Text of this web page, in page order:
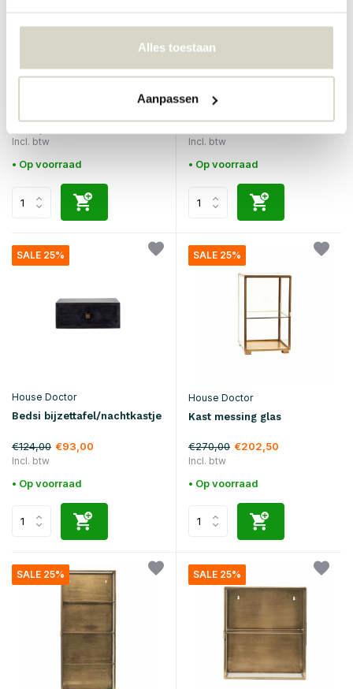
Alles toestaan
Aanpassen
Incl. btw
• Op voorraad
House Doctor
naturel
Incl. btw
• Op voorraad
SALE 25%
House Doctor
Bedsi bijzettafel/nachtkastje
€124,00 €93,00
Incl. btw
• Op voorraad
SALE 25%
House Doctor
Kast messing glas
€270,00 €202,50
Incl. btw
• Op voorraad
SALE 25% SALE 25%